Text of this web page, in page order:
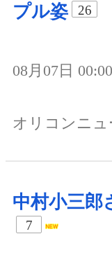
プル姿
26
08月07日 00:00
オリコンニュ
中村小三郎
7